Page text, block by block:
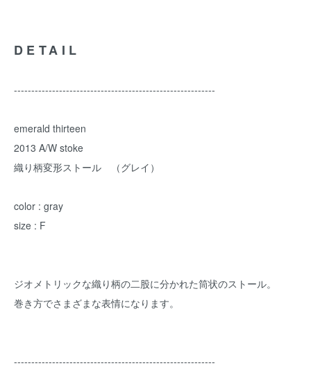
DETAIL
----------------------------------------------------------
emerald thirteen
2013 A/W stoke
織り柄変形ストール （グレイ）
color : gray
size : F
ジオメトリックな織り柄の二股に分かれた筒状のストール。
巻き方でさまざまな表情になります。
----------------------------------------------------------